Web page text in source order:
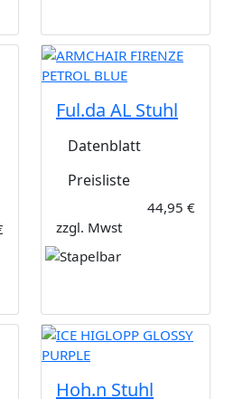
Ful.da AL Stuhl
Datenblatt
Preisliste
44,95 €
zzgl. Mwst
Hoh.n Stuhl